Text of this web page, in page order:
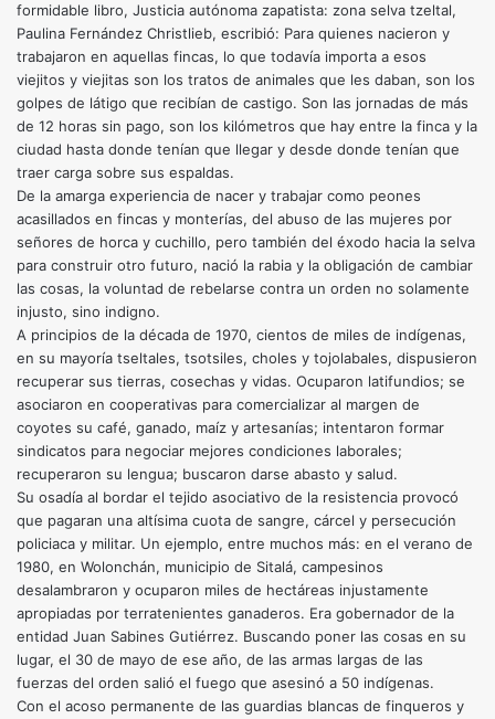
formidable libro, Justicia autónoma zapatista: zona selva tzeltal,
Paulina Fernández Christlieb, escribió: Para quienes nacieron y
trabajaron en aquellas fincas, lo que todavía importa a esos
viejitos y viejitas son los tratos de animales que les daban, son los
golpes de látigo que recibían de castigo. Son las jornadas de más
de 12 horas sin pago, son los kilómetros que hay entre la finca y la
ciudad hasta donde tenían que llegar y desde donde tenían que
traer carga sobre sus espaldas.
De la amarga experiencia de nacer y trabajar como peones
acasillados en fincas y monterías, del abuso de las mujeres por
señores de horca y cuchillo, pero también del éxodo hacia la selva
para construir otro futuro, nació la rabia y la obligación de cambiar
las cosas, la voluntad de rebelarse contra un orden no solamente
injusto, sino indigno.
A principios de la década de 1970, cientos de miles de indígenas,
en su mayoría tseltales, tsotsiles, choles y tojolabales, dispusieron
recuperar sus tierras, cosechas y vidas. Ocuparon latifundios; se
asociaron en cooperativas para comercializar al margen de
coyotes su café, ganado, maíz y artesanías; intentaron formar
sindicatos para negociar mejores condiciones laborales;
recuperaron su lengua; buscaron darse abasto y salud.
Su osadía al bordar el tejido asociativo de la resistencia provocó
que pagaran una altísima cuota de sangre, cárcel y persecución
policiaca y militar. Un ejemplo, entre muchos más: en el verano de
1980, en Wolonchán, municipio de Sitalá, campesinos
desalambraron y ocuparon miles de hectáreas injustamente
apropiadas por terratenientes ganaderos. Era gobernador de la
entidad Juan Sabines Gutiérrez. Buscando poner las cosas en su
lugar, el 30 de mayo de ese año, de las armas largas de las
fuerzas del orden salió el fuego que asesinó a 50 indígenas.
Con el acoso permanente de las guardias blancas de finqueros y